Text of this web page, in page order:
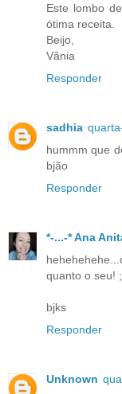
Este lombo
ótima receita.
Beijo,
Vânia
Responder
sadhia
hummm que
bjão
Responder
*-...-* Ana
quanto o seu!
bjks
Responder
Unknown